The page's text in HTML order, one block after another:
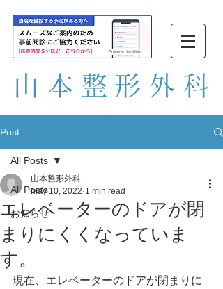
山本整形外 科
Post
All Posts
お知らせ
All Posts
エレベーターのドアが閉
まりにくくなっていま
す。
山本整形外科
May 10, 2022 1 min read
現在、エレベーターのドアが閉まりに